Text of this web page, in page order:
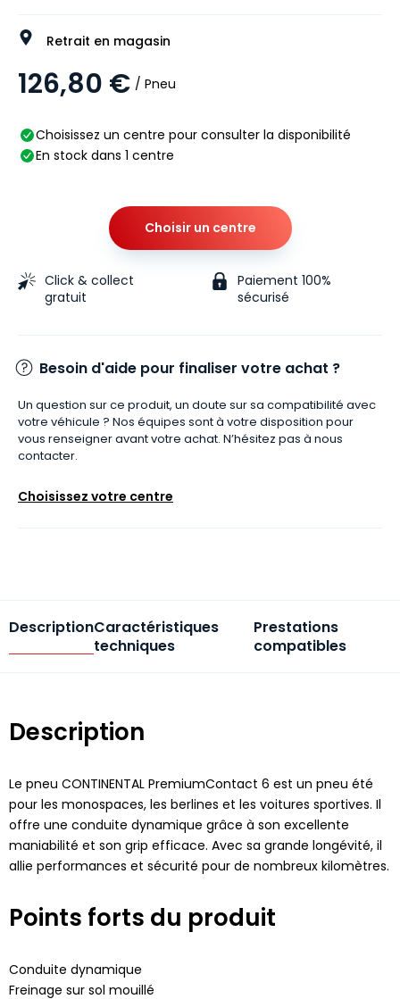
Retrait en magasin
126,80 € / Pneu
Choisissez un centre pour consulter la disponibilité
En stock dans 1 centre
Choisir un centre
Click & collect
gratuit
Paiement 100%
sécurisé
Besoin d'aide pour finaliser votre achat ?
Un question sur ce produit, un doute sur sa compatibilité avec
votre véhicule ? Nos équipes sont à votre disposition pour
vous renseigner avant votre achat. N’hésitez pas à nous
contacter.
Choisissez votre centre
DescriptionCaractéristiques
techniques
Prestations
compatibles
Description
Le pneu CONTINENTAL PremiumContact 6 est un pneu été
pour les monospaces, les berlines et les voitures sportives. Il
offre une conduite dynamique grâce à son excellente
maniabilité et son grip efficace. Avec sa grande longévité, il
allie performances et sécurité pour de nombreux kilomètres.
Points forts du produit
Conduite dynamique
Freinage sur sol mouillé